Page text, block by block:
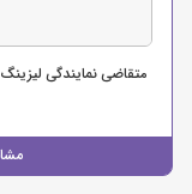
متقاضی نمایندگی